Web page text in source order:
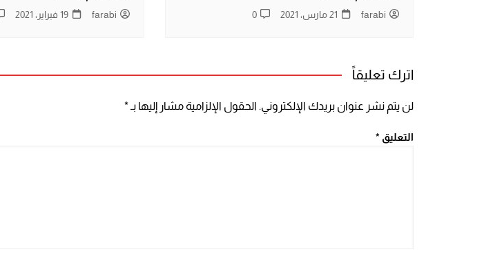
farabi 21 مارس، 2021 0
farabi 19 فبراير، 2021
اترك تعليقاً
لن يتم نشر عنوان بريدك الإلكتروني. الحقول الإلزامية مشار إليها بـ*
التعليق *